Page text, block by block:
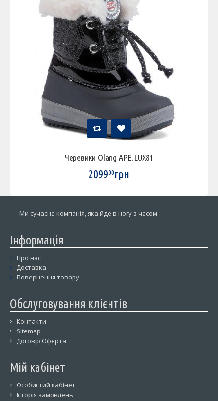
Черевики Olang APE.LUX81
209900грн
Ми сучасна компанія, яка йде в ногу з часом.
Інформація
Про нас
Доставка
Повернення товару
Обслуговування клієнтів
Контакти
Sitemap
Договір Оферта
Мій кабінет
Особистий кабінет
Історія замовлень